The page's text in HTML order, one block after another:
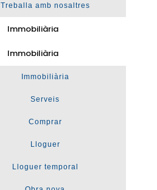
Treballa amb nosaltres
Immobiliària
Immobiliària
Immobiliària
Serveis
Comprar
Lloguer
Lloguer temporal